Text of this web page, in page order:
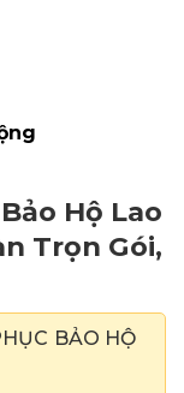
Hộ Lao
Trọn Gói,
BẢO HỘ